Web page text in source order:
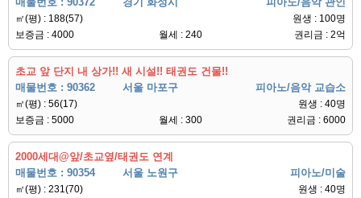
㎡(평) : 188(57)
원생 : 100명
보증금 : 4000
월세 : 240 권리금 : 2억
초교 앞 단지 내 상가!! 새 시설!! 태권도 건물!!
매물번호 : 90362
서울 마포구 피아노/음악 교습소
㎡(평) : 56(17)
원생 : 40명
보증금 : 5000
월세 : 300 권리금 : 6000
2000세대@앞/초교옆/태권도 연계
매물번호 : 90354
서울 노원구 피아노/미술
㎡(평) : 231(70)
원생 : 40명